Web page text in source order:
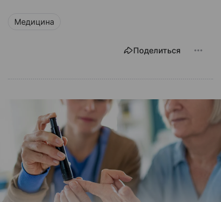
Медицина
Поделиться